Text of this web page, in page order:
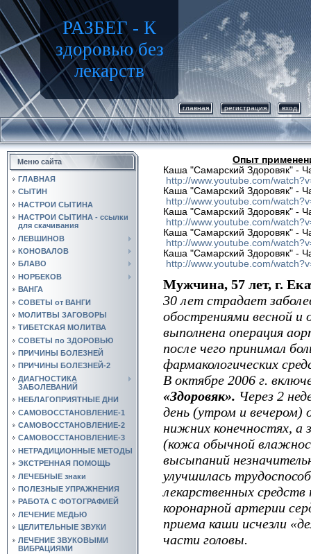
РАЗБЕГ - К
здоровью без
лекарств
главная регистрация вход
Меню сайта
ГЛАВНАЯ
СЫТИН
НАСТРОИ СЫТИНА
НАСТРОИ СЫТИНА - ссылки
для скачивания
ЛЕВШИНОВ
КОНОВАЛОВ
БЛАВО
НОРБЕКОВ
ВАНГА
СОВЕТЫ от ВАНГИ
МОЛИТВЫ ЗАГОВОРЫ
ТИБЕТСКАЯ МОЛИТВА
СОВЕТЫ по ЗДОРОВЬЮ
ПРИЧИНЫ БОЛЕЗНЕЙ
ПРИЧИНЫ БОЛЕЗНЕЙ-2
ДИАГНОСТИКА
ЗАБОЛЕВАНИЙ
НЕБЛАГОПРИЯТНЫЕ ДНИ
САМОВОССТАНОВЛЕНИЕ-1
САМОВОССТАНОВЛЕНИЕ-2
САМОВОССТАНОВЛЕНИЕ-3
НЕТРАДИЦИОННЫЕ МЕТОДЫ
ЭКСТРЕННАЯ ПОМОЩЬ
ЛЕЧЕБНЫЕ знаки
ПОЛЕЗНЫЕ УПРАЖНЕНИЯ
РАБОТА С ФОТОГРАФИЕЙ
ЛЕЧЕНИЕ МЕДЬЮ
ЦЕЛИТЕЛЬНЫЕ ЗВУКИ
ЛЕЧЕНИЕ ЗВУКОВЫМИ
ВИБРАЦИЯМИ
Опыт
Каша "Самарский Здоровяк" -
http://www.youtube.com/
Каша "Самарский Здоровяк" -
http://www.youtube.com/
Каша "Самарский Здоровяк" -
http://www.youtube.com/
Каша "Самарский Здоровяк" -
http://www.youtube.com/
Каша "Самарский Здоровяк" -
http://www.youtube.com/
Мужчина, 57 лет, г.
30 лет страдает
обострениями весной и
выполнена операция
после чего принимал
фармакологических
В октябре 2006 г.
«Здоровяк». Через 2
день (утром и вечером)
нижних конечностях, а
(кожа обычной
высыпаний
улучшилась
лекарственных средств
коронарной артерии
приема каши исчезли
части головы.